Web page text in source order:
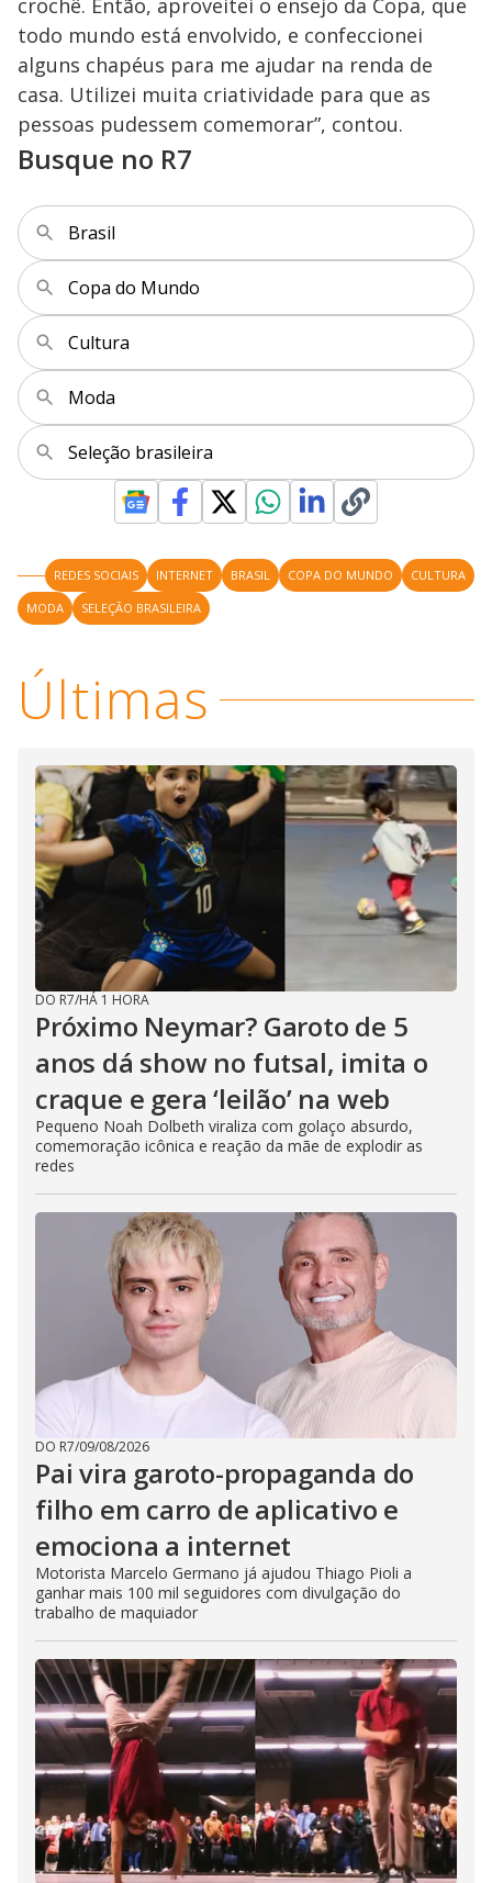
crochê. Então, aproveitei o ensejo da Copa, que
todo mundo está envolvido, e confeccionei
alguns chapéus para me ajudar na renda de
casa. Utilizei muita criatividade para que as
pessoas pudessem comemorar”, contou.
Busque no R7
Brasil
Copa do Mundo
Cultura
Moda
Seleção brasileira
REDES SOCIAIS INTERNET BRASIL COPA DO MUNDO
CULTURA
MODA
SELEÇÃO BRASILEIRA
Últimas
DO R7/HÁ 1 HORA
Próximo Neymar? Garoto de 5
anos dá show no futsal, imita o
craque e gera ‘leilão’ na web
Pequeno Noah Dolbeth viraliza com golaço absurdo,
comemoração icônica e reação da mãe de explodir as
redes
DO R7/09/08/2026
Pai vira garoto-propaganda do
filho em carro de aplicativo e
emociona a internet
Motorista Marcelo Germano já ajudou Thiago Pioli a
ganhar mais 100 mil seguidores com divulgação do
trabalho de maquiador